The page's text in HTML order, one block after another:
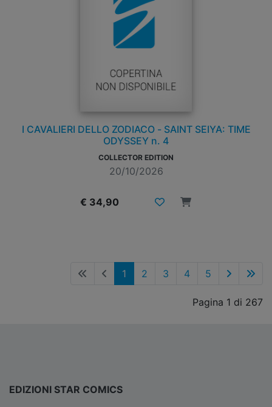
I CAVALIERI DELLO ZODIACO - SAINT SEIYA: TIME
ODYSSEY n. 4
COLLECTOR EDITION
20/10/2026
€ 34,90
1 2 3 4 5
Pagina 1 di 267
EDIZIONI STAR COMICS